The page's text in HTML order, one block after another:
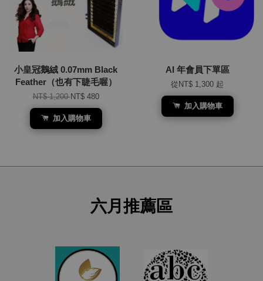
小皇冠鵝絨 0.07mm Black
Feather（也有下睫毛喔）
NT$ 1,200NT$ 480
加入購物車
AI 年會員下單區
從NT$ 1,300 起
加入購物車
六月推薦區